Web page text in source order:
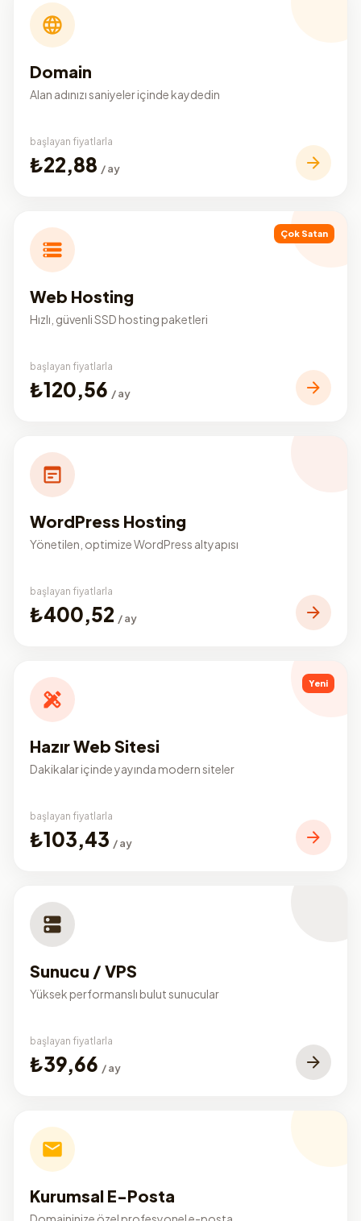
Domain
Alan adınızı saniyeler içinde kaydedin
başlayan fiyatlarla
₺22,88 / ay
Çok Satan
Web Hosting
Hızlı, güvenli SSD hosting paketleri
başlayan fiyatlarla
₺120,56 / ay
WordPress Hosting
Yönetilen, optimize WordPress altyapısı
başlayan fiyatlarla
₺400,52 / ay
Yeni
Hazır Web Sitesi
Dakikalar içinde yayında modern siteler
başlayan fiyatlarla
₺103,43 / ay
Sunucu / VPS
Yüksek performanslı bulut sunucular
başlayan fiyatlarla
₺39,66 / ay
Kurumsal E-Posta